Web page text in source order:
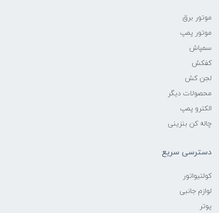
موتور برق
موتور پمپ
سمپاش
کفکش
لجن کش
محصولات دیگر
الکترو پمپ
چاله کن بنزینی
دسترسی سریع
کولتیواتور
لوازم جانبی
پوتر